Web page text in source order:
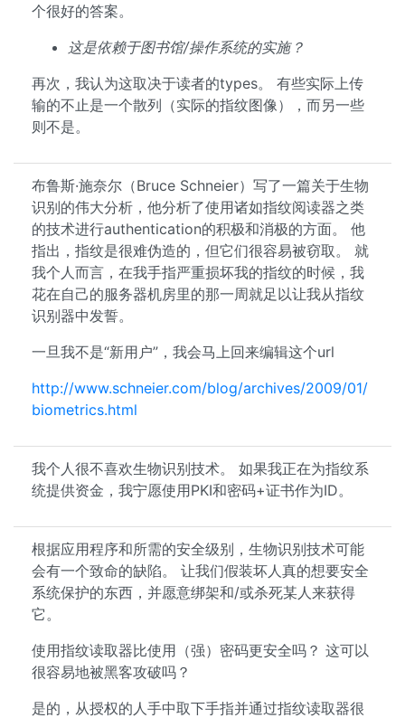
个很好的答案。
这是依赖于图书馆/操作系统的实施？
再次，我认为这取决于读者的types。 有些实际上传
输的不止是一个散列（实际的指纹图像），而另一些
则不是。
布鲁斯·施奈尔（Bruce Schneier）写了一篇关于生物
识别的伟大分析，他分析了使用诸如指纹阅读器之类
的技术进行authentication的积极和消极的方面。 他
指出，指纹是很难伪造的，但它们很容易被窃取。 就
我个人而言，在我手指严重损坏我的指纹的时候，我
花在自己的服务器机房里的那一周就足以让我从指纹
识别器中发誓。
一旦我不是“新用户”，我会马上回来编辑这个url
http://www.schneier.com/blog/archives/2009/01/
biometrics.html
我个人很不喜欢生物识别技术。 如果我正在为指纹系
统提供资金，我宁愿使用PKI和密码+证书作为ID。
根据应用程序和所需的安全级别，生物识别技术可能
会有一个致命的缺陷。 让我们假装坏人真的想要安全
系统保护的东西，并愿意绑架和/或杀死某人来获得
它。
使用指纹读取器比使用（强）密码更安全吗？ 这可以
很容易地被黑客攻破吗？
是的，从授权的人手中取下手指并通过指纹读取器很